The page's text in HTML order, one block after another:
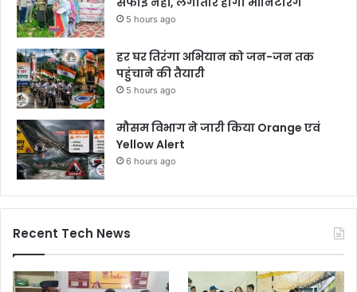
5 hours ago
हर घर तिरंगा अभियान को जन-जन तक
पहुंचाने की तैयारी
5 hours ago
मौसम विभाग ने जारी किया Orange एवं
Yellow Alert
6 hours ago
Recent Tech News